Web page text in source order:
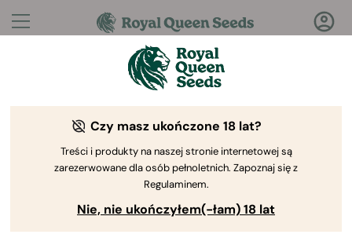
Pytania?Odpowiedzi!
Witamy w Royal Queen Seeds Help Center
Czy masz ukończone 18 lat?
Treści i produkty na naszej stronie internetowej są
zarezerwowane dla osób pełnoletnich. Zapoznaj się z
Regulaminem.
Nie, nie ukończyłem(-łam) 18 lat